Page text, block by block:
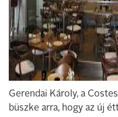
Gerendai Károly, a
büszke arra, hogy az új